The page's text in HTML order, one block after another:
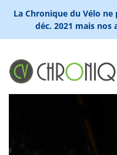
La Chronique du Vélo
déc. 2021 mais nos